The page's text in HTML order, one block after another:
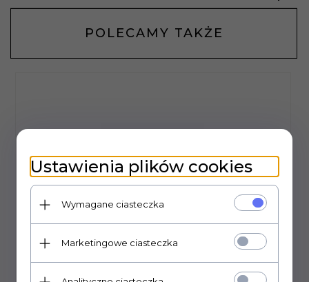
POLECAMY TAKŻE
Ustawienia plików cookies
Wymagane ciasteczka
Marketingowe ciasteczka